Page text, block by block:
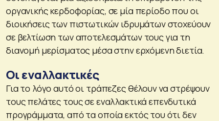
οργανικής κερδοφορίας, σε μία περίοδο που οι
διοικήσεις των πιστωτικών ιδρυμάτων στοχεύουν
σε βελτίωση των αποτελεσμάτων τους για τη
διανομή μερίσματος μέσα στην ερχόμενη διετία.
Οι εναλλακτικές
Για το λόγο αυτό οι τράπεζες θέλουν να στρέψουν
τους πελάτες τους σε εναλλακτικά επενδυτικά
προγράμματα, από τα οποία εκτός του ότι δεν